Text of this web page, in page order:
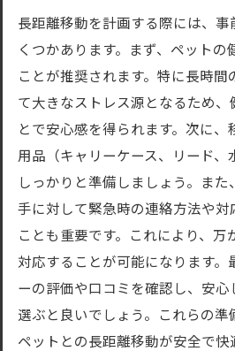
長距離移動を計画する際には、事
くつかあります。まず、ペットの
ことが推奨されます。特に長時間
て大きなストレス源となるため、
とで安心感を得られます。次に、
用品（キャリーケース、リード、
しっかりと準備しましょう。ま
手に対して緊急時の連絡方法や対
ことも重要です。これにより、万
対応することが可能になります。
ーの評価や口コミを確認し、安心
選ぶと良いでしょう。これらの準
ペットとの長距離移動が安全で快